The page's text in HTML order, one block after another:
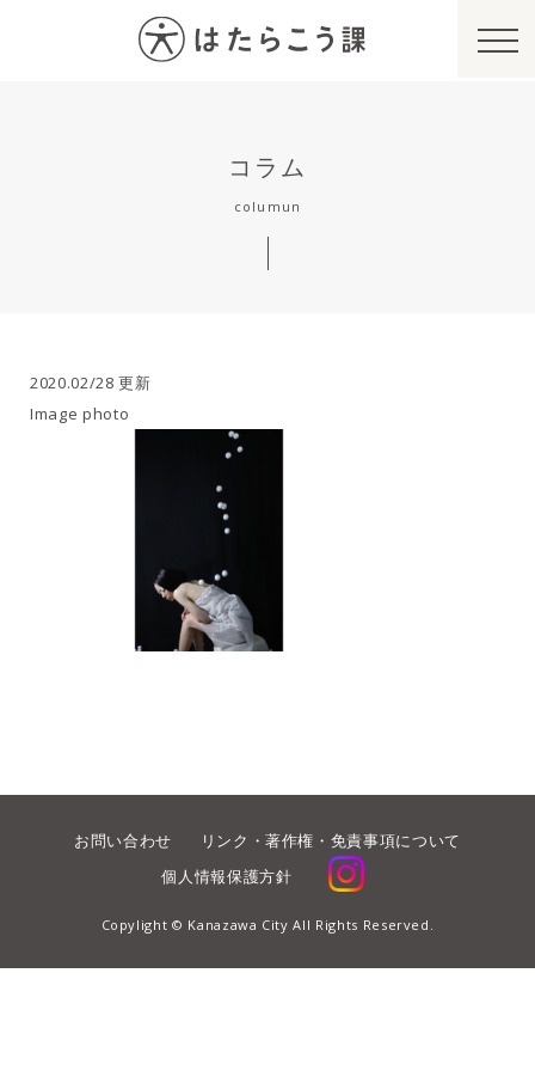
コラム
columun
2020.02/28 更新
Image photo
お問い合わせ
リンク・著作権・免責事項について
個人情報保護方針
Copylight © Kanazawa City All Rights Reserved.